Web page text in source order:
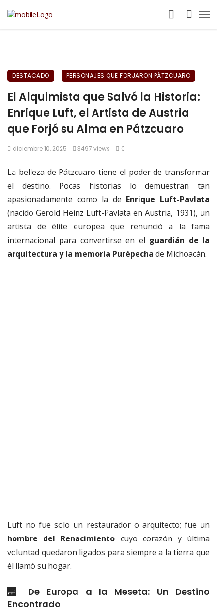
DESTACADO PERSONAJES QUE FORJARON PÁTZCUARO
El Alquimista que Salvó la Historia:
Enrique Luft, el Artista de Austria
que Forjó su Alma en Pátzcuaro
diciembre 10, 2025 3497 views 0
La belleza de Pátzcuaro tiene el poder de transformar
el destino. Pocas historias lo demuestran tan
apasionadamente como la de Enrique Luft-Pavlata
(nacido Gerold Heinz Luft-Pavlata en Austria, 1931), un
artista de élite europea que renunció a la fama
internacional para convertirse en el guardián de la
arquitectura y la memoria Purépecha de Michoacán.
Luft no fue solo un restaurador o arquitecto; fue un
hombre del Renacimiento cuyo corazón y última
voluntad quedaron ligados para siempre a la tierra que
él llamó su hogar.
🌉 De Europa a la Meseta: Un Destino
Encontrado